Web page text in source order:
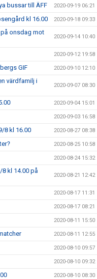
bussar till ÄFF 2020-09-19 06:21
kl 16.00 2020-09-18 09:33
på onsdag mot
2020-09-14 10:40
2020-09-12 19:58
GIF 2020-09-10 12:10
värdfamilj i
2020-09-07 08:30
2020-09-04 15:01
2020-09-03 16:58
8 kl 16.00 2020-08-27 08:38
2020-08-25 10:58
2020-08-24 15:32
kl 14.00 på
2020-08-21 12:42
2020-08-17 11:31
2020-08-17 08:21
2020-08-11 15:50
2020-08-11 12:55
2020-08-10 09:57
2020-08-10 09:32
2020-08-10 08:30